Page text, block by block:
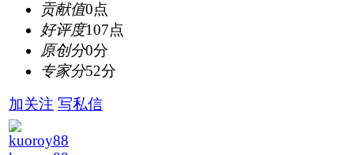
贡献值0点
好评度107点
原创分0分
专家分52分
加关注 写私信